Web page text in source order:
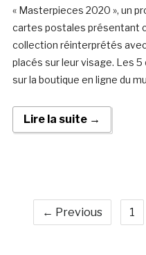
« Masterpieces 2020 », un
cartes postales présentant
collection réinterprétés
placés sur leur visage. Les
sur la boutique en ligne du
Lire la suite →
← Previous 1